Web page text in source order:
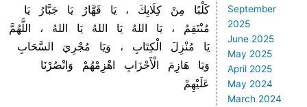
‬عَلَيْهِمْ‭
September
2025
June 2025
May 2025
April 2025
May 2024
March 2024